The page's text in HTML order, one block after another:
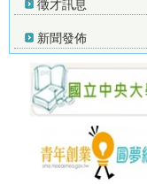
徵才訊息
新聞發佈